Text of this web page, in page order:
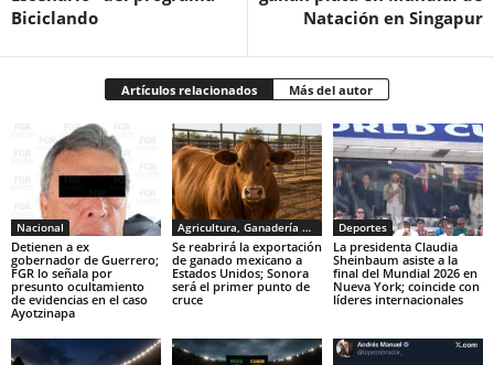
Biciclando
Natación en Singapur
Artículos relacionados Más del autor
Nacional
Detienen a ex
gobernador de Guerrero;
FGR lo señala por
presunto ocultamiento
de evidencias en el caso
Ayotzinapa
Agricultura, Ganadería y Pesca
Se reabrirá la exportación
de ganado mexicano a
Estados Unidos; Sonora
será el primer punto de
cruce
Deportes
La presidenta Claudia
Sheinbaum asiste a la
final del Mundial 2026 en
Nueva York; coincide con
líderes internacionales